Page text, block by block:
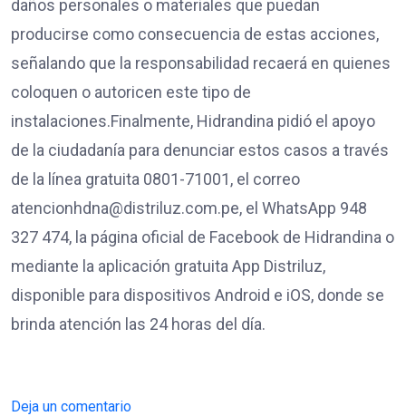
daños personales o materiales que puedan
producirse como consecuencia de estas acciones,
señalando que la responsabilidad recaerá en quienes
coloquen o autoricen este tipo de
instalaciones.Finalmente, Hidrandina pidió el apoyo
de la ciudadanía para denunciar estos casos a través
de la línea gratuita 0801-71001, el correo
atencionhdna@distriluz.com.pe, el WhatsApp 948
327 474, la página oficial de Facebook de Hidrandina o
mediante la aplicación gratuita App Distriluz,
disponible para dispositivos Android e iOS, donde se
brinda atención las 24 horas del día.
Deja un comentario